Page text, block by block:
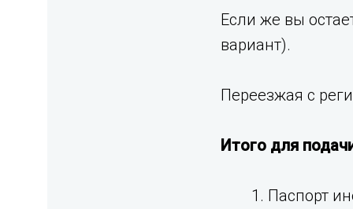
Если же вы
вариант).
Переезжая с
Итого для
Паспорт